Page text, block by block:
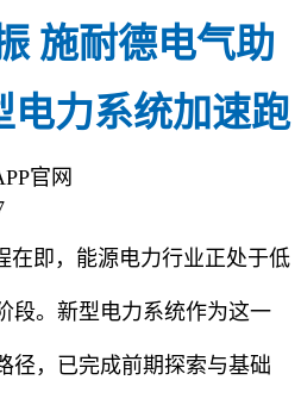
施耐德电气助
电力系统加速跑
官网
在即，能源电力行业正处于低
段。新型电力系统作为这一
径，已完成前期探索与基础